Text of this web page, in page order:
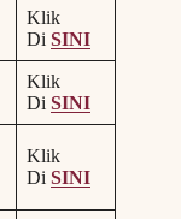
Klik
Di SINI
Klik
Di SINI
Klik
Di SINI